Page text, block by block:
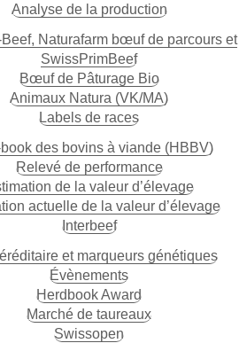
Analyse de la production
Naturafarm bœuf de parcours et
SwissPrimBeef
Bœuf de Pâturage Bio
Animaux Natura (VK/MA)
Labels de races
des bovins à viande (HBBV)
Relevé de performance
de la valeur d’élevage
actuelle de la valeur d’élevage
Interbeef
et marqueurs génétiques
Évènements
Herdbook Award
Marché de taureaux
Swissopen